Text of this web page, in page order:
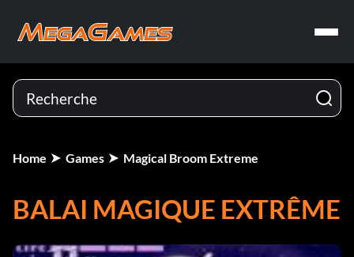
Home Games Magical Broom Extreme
BALAI MAGIQUE EXTRÊME